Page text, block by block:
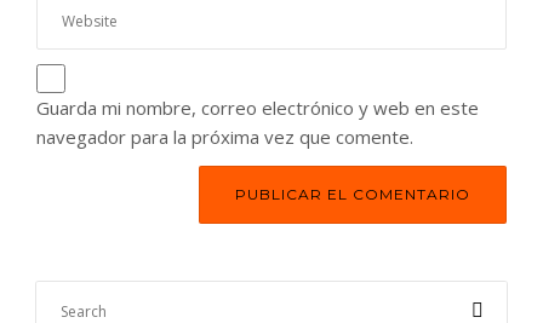
Guarda mi nombre, correo electrónico y web en este
navegador para la próxima vez que comente.